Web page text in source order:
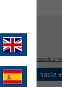
€
+ Costes de
un bonus de